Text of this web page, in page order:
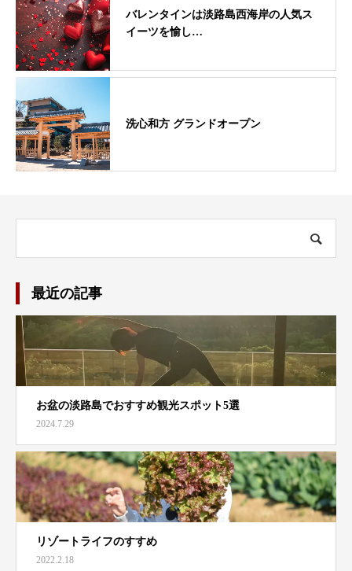
バレンタインは淡路島西海岸の人気ス
イーツを愉し…
洗心和方 グランドオープン
最近の記事
お盆の淡路島でおすすめ観光スポット5選
2024.7.29
リゾートライフのすすめ
2022.2.18